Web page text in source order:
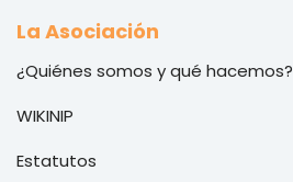
La Asociación
¿Quiénes somos y qué hacemos?
WIKINIP
Estatutos